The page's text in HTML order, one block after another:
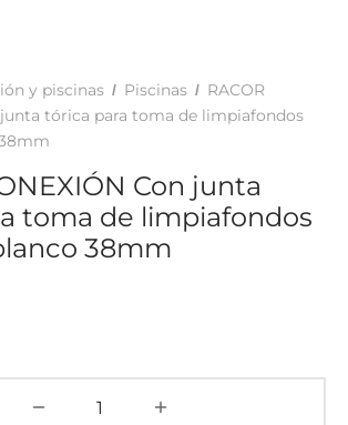
y piscinas / Piscinas / RACOR
junta tórica para toma de limpiafondos
Con junta
toma de limpiafondos
38mm